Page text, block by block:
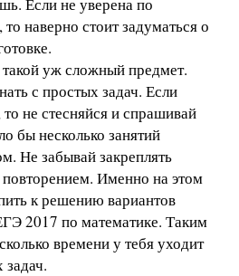
наверно стоит задуматься о
уж сложный предмет.
с простых задач. Если
не стесняйся и спрашивай
бы несколько занятий
Не забывай закреплять
Именно на этом
к решению вариантов
2017 по математике. Таким
времени у тебя уходит